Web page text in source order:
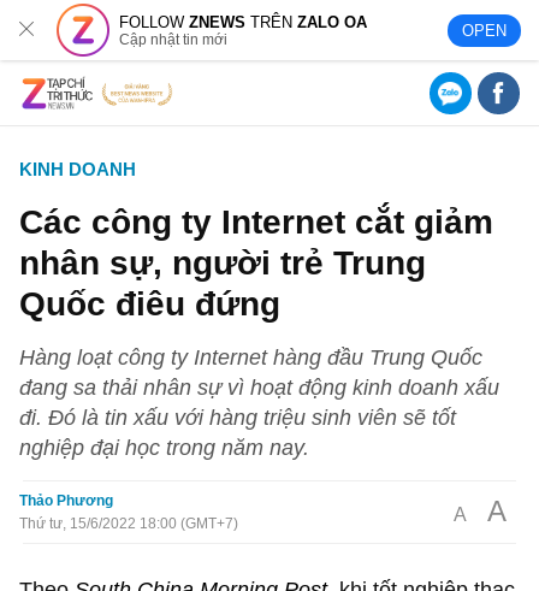
FOLLOWZNEWS TRÊNZALO OA
Cập nhật tin mới OPEN
KINH DOANH
Các công ty Internet cắt giảm
nhân sự, người trẻ Trung
Quốc điêu đứng
Hàng loạt công ty Internet hàng đầu Trung Quốc
đang sa thải nhân sự vì hoạt động kinh doanh xấu
đi. Đó là tin xấu với hàng triệu sinh viên sẽ tốt
nghiệp đại học trong năm nay.
Thảo Phương
Thứ tư, 15/6/2022 18:00 (GMT+7)
A A